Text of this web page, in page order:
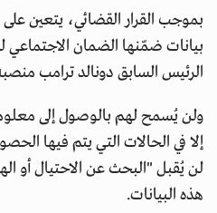
بموجب القرار القضائي، يتعين
بيانات ضمّنها الضمان
الرئيس السابق دونالد ترامب منصبه في
ولن يُسمح لهم بالوصول إلى
إلا في الحالات التي يتم فيها
لن يُقبل "البحث عن الاحتيال أو
هذه البيانات.